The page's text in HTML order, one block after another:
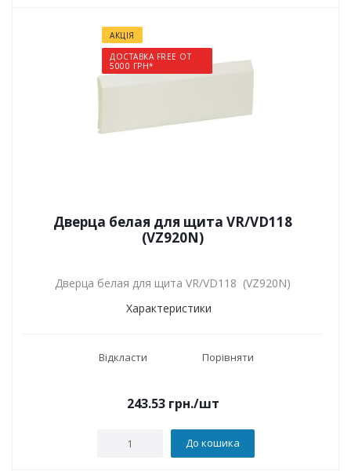
АКЦІЯ
ДОСТАВКА FREE ОТ
5000 ГРН*
Дверца белая для щита VR/VD118
(VZ920N)
Дверца белая для щита VR/VD118 (VZ920N)
Характеристики
Відкласти Порівняти
243.53грн./шт
До кошика